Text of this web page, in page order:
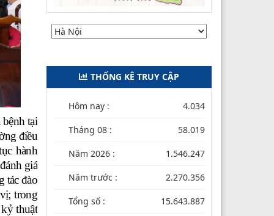
tại
điều
hành
giá
tác đào
trong
thuật
THỐNG KÊ TRUY CẬP
Hôm nay : 4.034
Tháng 08 : 58.019
Năm 2026 : 1.546.247
Năm trước : 2.270.356
Tổng số : 15.643.887